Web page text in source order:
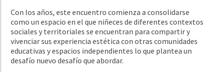
Con los años, este encuentro comienza a consolidarse
como un espacio en el que niñeces de diferentes contextos
sociales y territoriales se encuentran para compartir y
vivenciar sus experiencia estética con otras comunidades
educativas y espacios independientes lo que plantea un
desafío nuevo desafío que abordar.